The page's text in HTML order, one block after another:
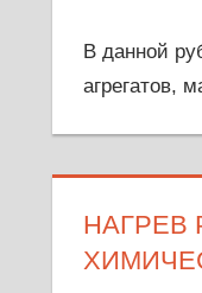
В данной
агрегатов,
НАГРЕВ